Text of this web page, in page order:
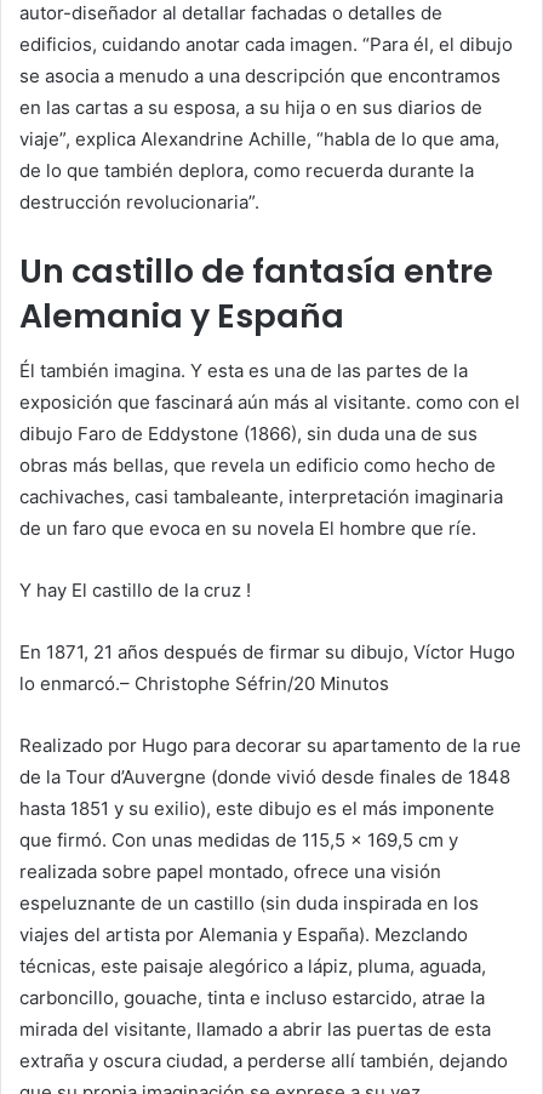
autor-diseñador al detallar fachadas o detalles de
edificios, cuidando anotar cada imagen. “Para él, el dibujo
se asocia a menudo a una descripción que encontramos
en las cartas a su esposa, a su hija o en sus diarios de
viaje”, explica Alexandrine Achille, “habla de lo que ama,
de lo que también deplora, como recuerda durante la
destrucción revolucionaria”.
Un castillo de fantasía entre
Alemania y España
Él también imagina. Y esta es una de las partes de la
exposición que fascinará aún más al visitante. como con el
dibujo Faro de Eddystone (1866), sin duda una de sus
obras más bellas, que revela un edificio como hecho de
cachivaches, casi tambaleante, interpretación imaginaria
de un faro que evoca en su novela El hombre que ríe.
Y hay El castillo de la cruz !
En 1871, 21 años después de firmar su dibujo, Víctor Hugo
lo enmarcó.– Christophe Séfrin/20 Minutos
Realizado por Hugo para decorar su apartamento de la rue
de la Tour d’Auvergne (donde vivió desde finales de 1848
hasta 1851 y su exilio), este dibujo es el más imponente
que firmó. Con unas medidas de 115,5 x 169,5 cm y
realizada sobre papel montado, ofrece una visión
espeluznante de un castillo (sin duda inspirada en los
viajes del artista por Alemania y España). Mezclando
técnicas, este paisaje alegórico a lápiz, pluma, aguada,
carboncillo, gouache, tinta e incluso estarcido, atrae la
mirada del visitante, llamado a abrir las puertas de esta
extraña y oscura ciudad, a perderse allí también, dejando